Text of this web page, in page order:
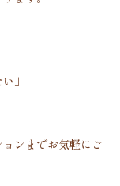
」
ンまでお気軽にご